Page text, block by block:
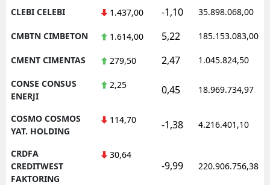
CLEBI CELEBI 1.437,00 -1,10 35.898.068,00
CMBTN CIMBETON 1.614,00 5,22 185.153.083,00
CMENT CIMENTAS 279,50 2,47 1.045.824,50
CONSE CONSUS
ENERJI
2,25 0,45 18.969.734,97
COSMO COSMOS
YAT. HOLDING
114,70 -1,38 4.216.401,10
CRDFA
CREDITWEST
FAKTORING
30,64
-9,99 220.906.756,38